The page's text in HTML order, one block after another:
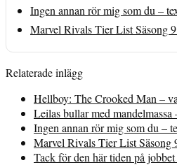
Ingen annan rör mig som du –
Marvel Rivals Tier List Säsong
Relaterade inlägg
Hellboy: The Crooked Man –
Leilas bullar med
Ingen annan rör mig som du –
Marvel Rivals Tier List Säsong
Tack för den här tiden på